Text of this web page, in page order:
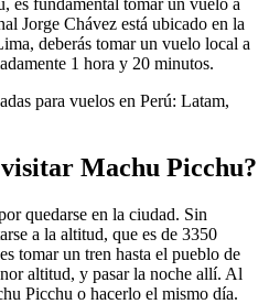
Jorge Chávez está ubicado en la
deberás tomar un vuelo local a
1 hora y 20 minutos.
para vuelos en Perú: Latam,
Machu Picchu?
quedarse en la ciudad. Sin
a la altitud, que es de 3350
tomar un tren hasta el pueblo de
altitud, y pasar la noche allí. Al
Picchu o hacerlo el mismo día.